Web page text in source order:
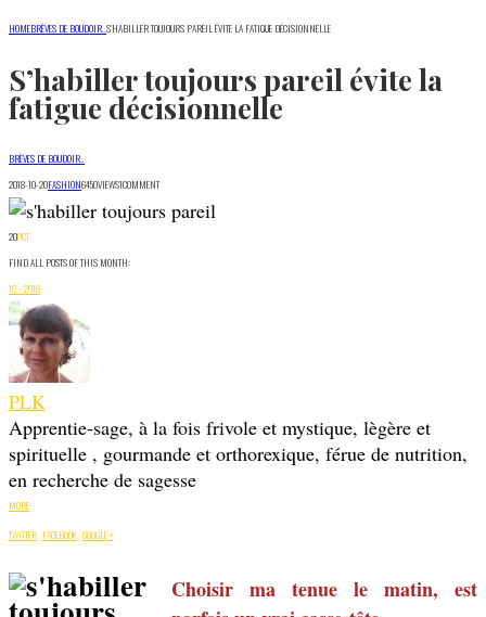
HOMEBRÈVES DE BOUDOIR.. S’HABILLER TOUJOURS PAREIL ÉVITE LA FATIGUE DÉCISIONNELLE
S’habiller toujours pareil évite la
fatigue décisionnelle
BRÈVES DE BOUDOIR..
2018-10-20FASHION6450VIEWS1COMMENT
20OCT
FIND ALL POSTS OF THIS MONTH:
10 - 2018
PLK
Apprentie-sage, à la fois frivole et mystique, lègère et
spirituelle , gourmande et orthorexique, férue de nutrition,
en recherche de sagesse
MORE
TWITTER FACEBOOK GOOGLE +
Choisir ma tenue le matin, est